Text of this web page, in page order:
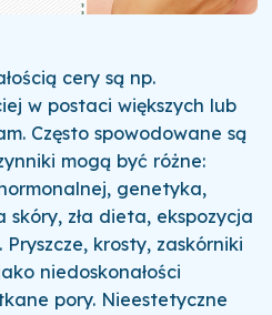
cery są np.
w postaci większych lub
Często spowodowane są
mogą być różne:
genetyka,
skóry, zła dieta, ekspozycja
Pryszcze, krosty, zaskórniki
niedoskonałości
pory. Nieestetyczne